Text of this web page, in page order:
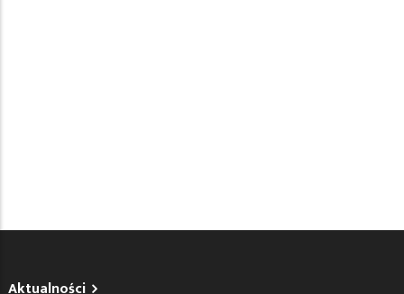
Aktualności